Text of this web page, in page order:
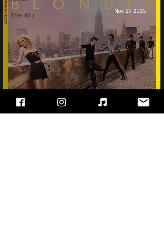
The Wiz
Blondie - Autoamerican
Nov 29, 2025